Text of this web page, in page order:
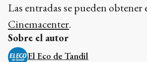
Las entradas se pueden obtener
Cinemacenter.
Sobre el autor
El Eco de Tandil